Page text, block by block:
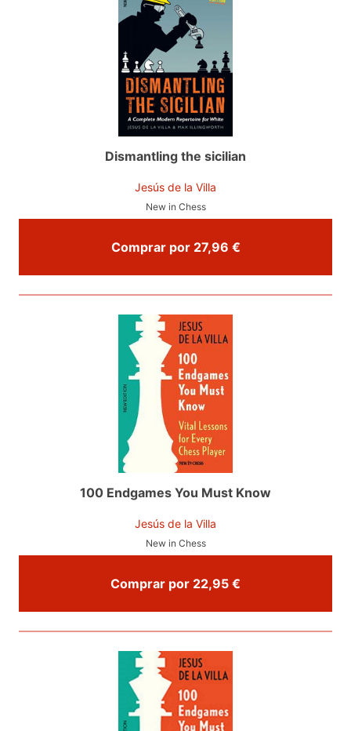
Dismantling the sicilian
Jesús de la Villa
New in Chess
Comprar por 27,96 €
100 Endgames You Must Know
Jesús de la Villa
New in Chess
Comprar por 22,95 €